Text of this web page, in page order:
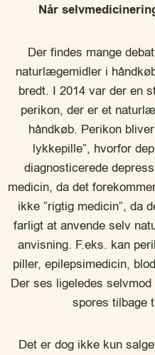
Når
Der findes mange
naturlægemidler i
bredt. I 2014 var der en
perikon, der er et
håndkøb. Perikon
lykkepille”, hvorfor
diagnosticerede
medicin, da det
ikke ”rigtig medicin”, da
farligt at anvende selv
anvisning. F.eks. kan
piller, epilepsimedicin,
Der ses ligeledes
spores tilbage
Det er dog ikke kun